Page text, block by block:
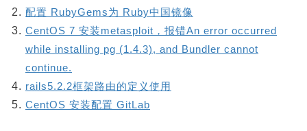
配置 RubyGems为 Ruby中国镜像
CentOS 7 安装metasploit，报错An error occurred
while installing pg (1.4.3), and Bundler cannot
continue.
rails5.2.2框架路由的定义使用
CentOS 安装配置 GitLab